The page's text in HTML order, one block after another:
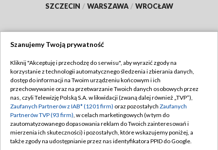
SZCZECIN / WARSZAWA / WROCŁAW
TVP
Abonament TVP
Emisja w TVP
Centrum informacji TVP
Naziemna Telewizja Cyfrowa
Regulamin TVP
Polityka prywatności
Moje zgody
Pomoc
Szanujemy Twoją prywatność
Kliknij "Akceptuję i przechodzę do serwisu", aby wyrazić zgody na
korzystanie z technologii automatycznego śledzenia i zbierania danych,
dostęp do informacji na Twoim urządzeniu końcowym i ich
przechowywanie oraz na przetwarzanie Twoich danych osobowych przez
nas, czyli Telewizję Polską S.A. w likwidacji (zwaną dalej również „TVP”),
Zaufanych Partnerów z IAB* (1201 firm) oraz pozostałych Zaufanych
Partnerów TVP (93 firm), w celach marketingowych (w tym do
zautomatyzowanego dopasowania reklam do Twoich zainteresowań i
mierzenia ich skuteczności) i pozostałych, które wskazujemy poniżej, a
także zgody na udostępnianie przez nas identyfikatora PPID do Google.